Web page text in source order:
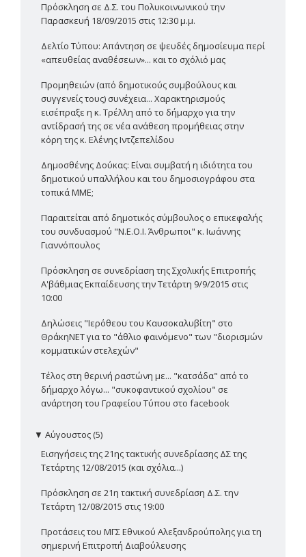
Πρόσκληση σε Δ.Σ. του Πολυκοινωνικού την
Παρασκευή 18/09/2015 στις 12:30 μ.μ.
Δελτίο Τύπου: Απάντηση σε ψευδές δημοσίευμα περί
«απευθείας αναθέσεων»... και το σχόλιό μας
Προμηθειών (από δημοτικούς συμβούλους και
συγγενείς τους) συνέχεια... Χαρακτηρισμούς
εισέπραξε η κ. Τρέλλη από το δήμαρχο για την
αντίδρασή της σε νέα ανάθεση προμήθειας στην
κόρη της κ. Ελένης Ιντζεπελίδου
Δημοσθένης Δούκας: Είναι συμβατή η ιδιότητα του
δημοτικού υπαλλήλου και του δημοσιογράφου στα
τοπικά ΜΜΕ;
Παραιτείται από δημοτικός σύμβουλος ο επικεφαλής
του συνδυασμού "Ν.Ε.Ο.Ι. Άνθρωποι" κ. Ιωάννης
Γιαννόπουλος
Πρόσκληση σε συνεδρίαση της Σχολικής Επιτροπής
Α'βάθμιας Εκπαίδευσης την Τετάρτη 9/9/2015 στις
10:00
Δηλώσεις "Ιερόθεου του Καυσοκαλυβίτη" στο
ΘράκηΝΕΤ για το "άθλιο φαινόμενο" των "διορισμών
κομματικών στελεχών"
Τέλος στη θερινή ραστώνη με... "κατσάδα" από το
δήμαρχο λόγω... "συκοφαντικού σχολίου" σε
ανάρτηση του Γραφείου Τύπου στο facebook
▼ Αύγουστος (5)
Εισηγήσεις της 21ης τακτικής συνεδρίασης ΔΣ της
Τετάρτης 12/08/2015 (και σχόλια...)
Πρόσκληση σε 21η τακτική συνεδρίαση Δ.Σ. την
Τετάρτη 12/08/2015 στις 19:00
Προτάσεις του ΜΓΣ Εθνικού Αλεξανδρούπολης για τη
σημερινή Επιτροπή Διαβούλευσης